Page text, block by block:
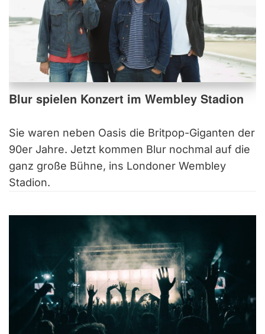
Blur spielen Konzert im Wembley Stadion
Sie waren neben Oasis die Britpop-Giganten der
90er Jahre. Jetzt kommen Blur nochmal auf die
ganz große Bühne, ins Londoner Wembley
Stadion.